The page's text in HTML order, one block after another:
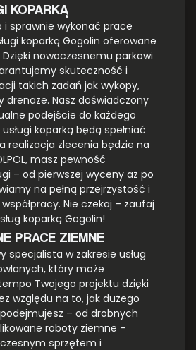
KOPARKĄ
i sprawnie wykonać prace
koparką Gogolin oferowane
Dzięki nowoczesnemu parkowi
skuteczność i
takich zadań jak wykopy,
drenaże. Nasz doświadczony
podejście do każdego
koparką będą spełniać
realizacja zlecenia będzie na
masz pewność
– od pierwszej wyceny aż po
na pełną przejrzystość i
Nie czekaj – zaufaj
koparką Gogolin!
PRACE ZIEMNE
specjalista w zakresie usług
który może
Twojego projektu dzięki
względu na to, jak dużego
– od drobnych
roboty ziemne –
sprzętem i